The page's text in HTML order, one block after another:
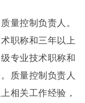
控制负责人。
职称和三年以上
专业技术职称和
质量控制负责人
相关工作经验，